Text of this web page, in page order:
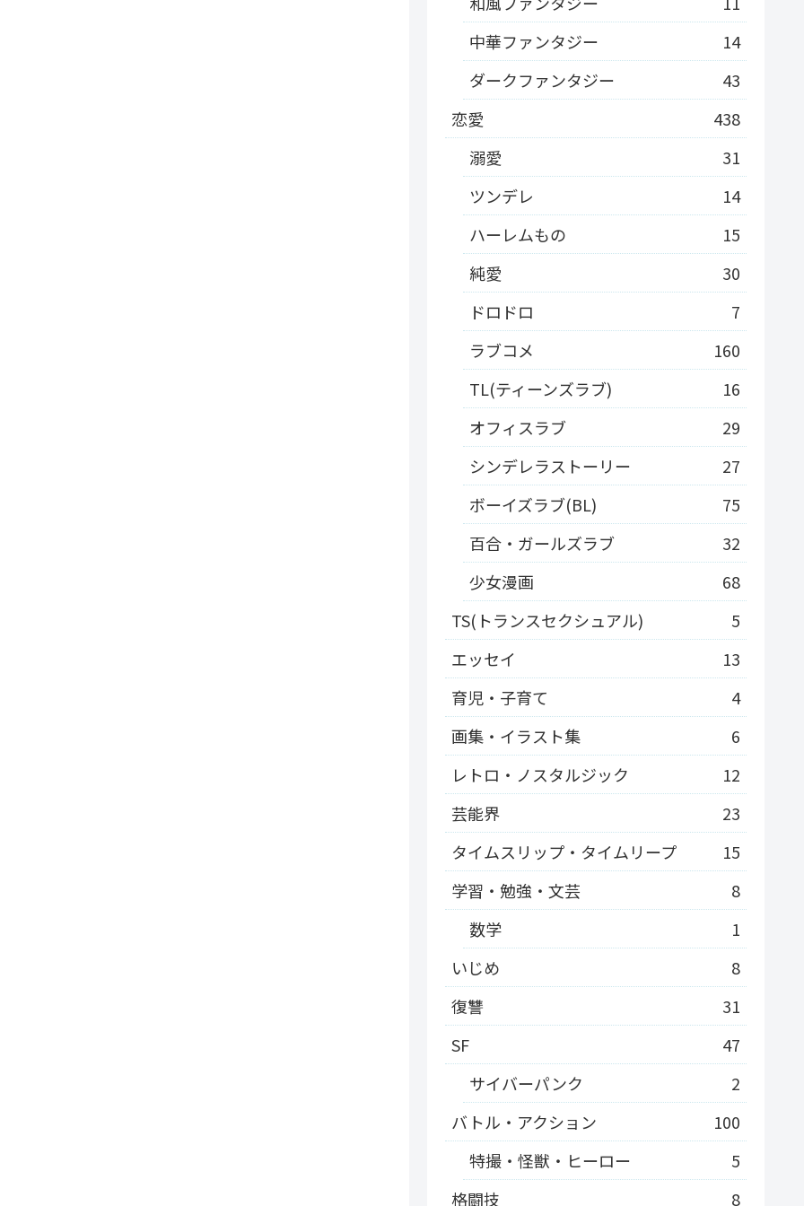
中華ファンタジー
14
ダークファンタジー
43
恋愛
438
溺愛
31
ツンデレ
14
ハーレムもの
15
純愛
30
ドロドロ
7
ラブコメ
160
TL(ティーンズラブ)
16
オフィスラブ
29
シンデレラストーリー
27
ボーイズラブ(BL)
75
百合・ガールズラブ
32
少女漫画
68
TS(トランスセクシュアル)
5
エッセイ
13
育児・子育て
4
画集・イラスト集
6
レトロ・ノスタルジック
12
芸能界
23
タイムスリップ・タイムリープ
15
学習・勉強・文芸
8
数学
1
いじめ
8
復讐
31
SF
47
サイバーパンク
2
バトル・アクション
100
特撮・怪獣・ヒーロー
5
格闘技
8